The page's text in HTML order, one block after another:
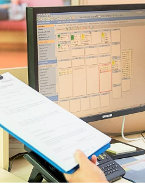
Brustzentrum
und OP
Medizin & Gastroenterologie
mit Neugeborenen-
Onkologie
Anfahrt & Gebäudeplan
Stationärer Aufenthalt
Besuchszeiten
Zimmerausstattung
Patientenbegleitdienst
Ehrenamt Demenz
Klinische Sozialarbeit
Qualitätsmanagement &
Organisationsentwicklung